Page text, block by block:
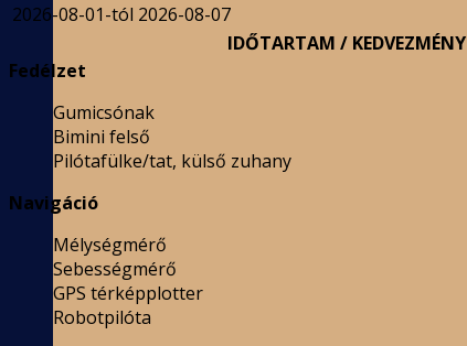
2026-08-01-tól 2026-08-07
IDŐTARTAM / KEDVEZMÉNY
Fedélzet
Gumicsónak
Bimini felső
Pilótafülke/tat, külső zuhany
Navigáció
Mélységmérő
Sebességmérő
GPS térképplotter
Robotpilóta